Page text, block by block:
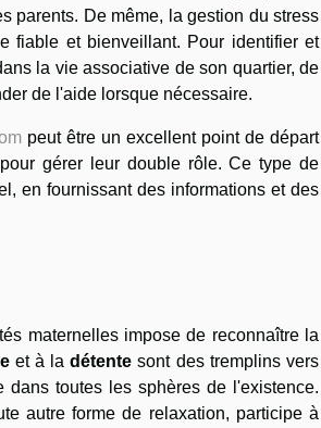
parents. De même, la gestion du stress
fiable et bienveillant. Pour identifier et
la vie associative de son quartier, de
de l'aide lorsque nécessaire.
peut être un excellent point de départ
gérer leur double rôle. Ce type de
en fournissant des informations et des
maternelles impose de reconnaître la
et à ladétente sont des tremplins vers
dans toutes les sphères de l'existence.
autre forme de relaxation, participe à